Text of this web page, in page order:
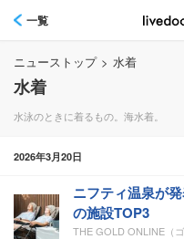
一覧
ニューストップ > 水着
水着
水泳のときに着るもの。海水着。
2026年3月20日
ニフティ温泉が
の施設TOP3
THE GOLD ONLINE（